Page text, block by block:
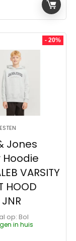
- 20%
Jones
Hoodie
VARSITY
HOOD
op:
Bol
in huis